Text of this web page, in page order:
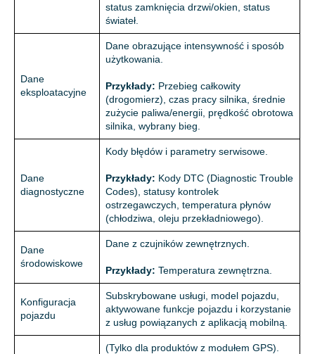
status zamknięcia drzwi/okien, status
świateł.
Dane
eksploatacyjne
Dane obrazujące intensywność i sposób
użytkowania.
Przykłady: Przebieg całkowity
(drogomierz), czas pracy silnika, średnie
zużycie paliwa/energii, prędkość obrotowa
silnika, wybrany bieg.
Dane
diagnostyczne
Kody błędów i parametry serwisowe.
Przykłady: Kody DTC (Diagnostic Trouble
Codes), statusy kontrolek
ostrzegawczych, temperatura płynów
(chłodziwa, oleju przekładniowego).
Dane
środowiskowe
Dane z czujników zewnętrznych.
Przykłady: Temperatura zewnętrzna.
Konfiguracja
pojazdu
Subskrybowane usługi, model pojazdu,
aktywowane funkcje pojazdu i korzystanie
z usług powiązanych z aplikacją mobilną.
(Tylko dla produktów z modułem GPS).